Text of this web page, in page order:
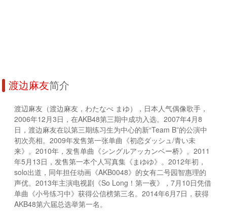
渡边麻友简介
渡辺麻友（渡边麻友，わたなべ まゆ），日本人气偶像歌手，
2006年12月3日，在AKB48第三期中成功入选。2007年4月8
日，渡边麻友在以第三期练习生为中心的新“Team B”的公演中
初次亮相。2009年发售第一张单曲《初恋ダッシュ/青い未
来》。2010年，发售单曲《シングルアッカンベー桥》。2011
年5月13日，发售第一本个人写真集《まゆゆ》。2012年初，
solo出道，同年担任动画《AKB0048》的女有二号园智惠理的
声优。2013年主演电视剧《So Long！第一夜》，7月10日凭借
单曲《小号练习中》获得公信榜第三名。2014年6月7日，获得
AKB48第六届总选举第一名。